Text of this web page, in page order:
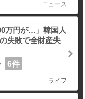
ニュース
万円が…」韓国人
失敗で全財産失
6件
ライフ